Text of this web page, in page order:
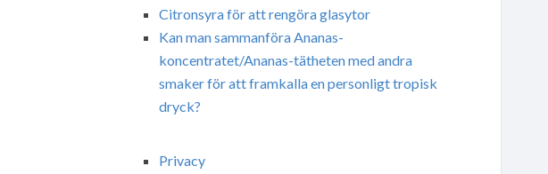
Citronsyra för att rengöra glasytor
Kan man sammanföra Ananas-
koncentratet/Ananas-tätheten med andra
smaker för att framkalla en personligt tropisk
dryck?
Privacy